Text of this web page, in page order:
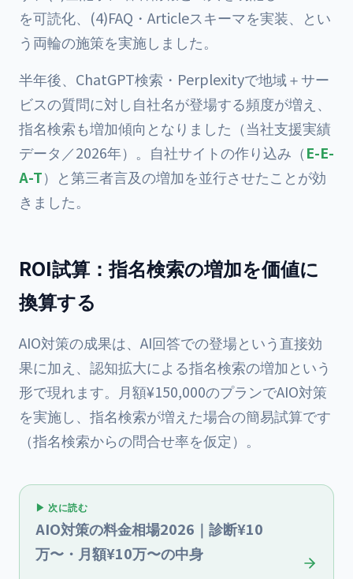
を可読化、(4)FAQ・Articleスキーマを実装、とい
う両輪の施策を実施しました。
半年後、ChatGPT検索・Perplexityで地域＋サー
ビスの質問に対し自社名が登場する頻度が増え、
指名検索も増加傾向となりました（当社支援実績
データ／2026年）。自社サイトの作り込み（E-E-
A-T）と第三者言及の増加を並行させたことが効
きました。
ROI試算：指名検索の増加を価値に
換算する
AIO対策の成果は、AI回答での登場という直接効
果に加え、認知拡大による指名検索の増加という
形で現れます。月額¥150,000のプランでAIO対策
を実施し、指名検索が増えた場合の簡易試算です
（指名検索からの問合せ率を仮定）。
▶ 次に読む
AIO対策の料金相場2026｜診断¥10
万〜・月額¥10万〜の中身